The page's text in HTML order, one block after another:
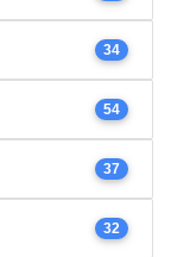
34
54
37
32